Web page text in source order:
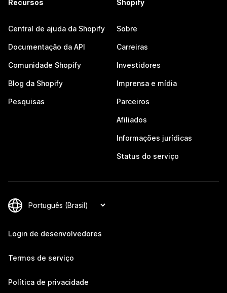
Recursos
Central de ajuda da Shopify
Documentação da API
Comunidade Shopify
Blog da Shopify
Pesquisas
Shopify
Sobre
Carreiras
Investidores
Imprensa e mídia
Parceiros
Afiliados
Informações jurídicas
Status do serviço
Login de desenvolvedores
Termos de serviço
Política de privacidade